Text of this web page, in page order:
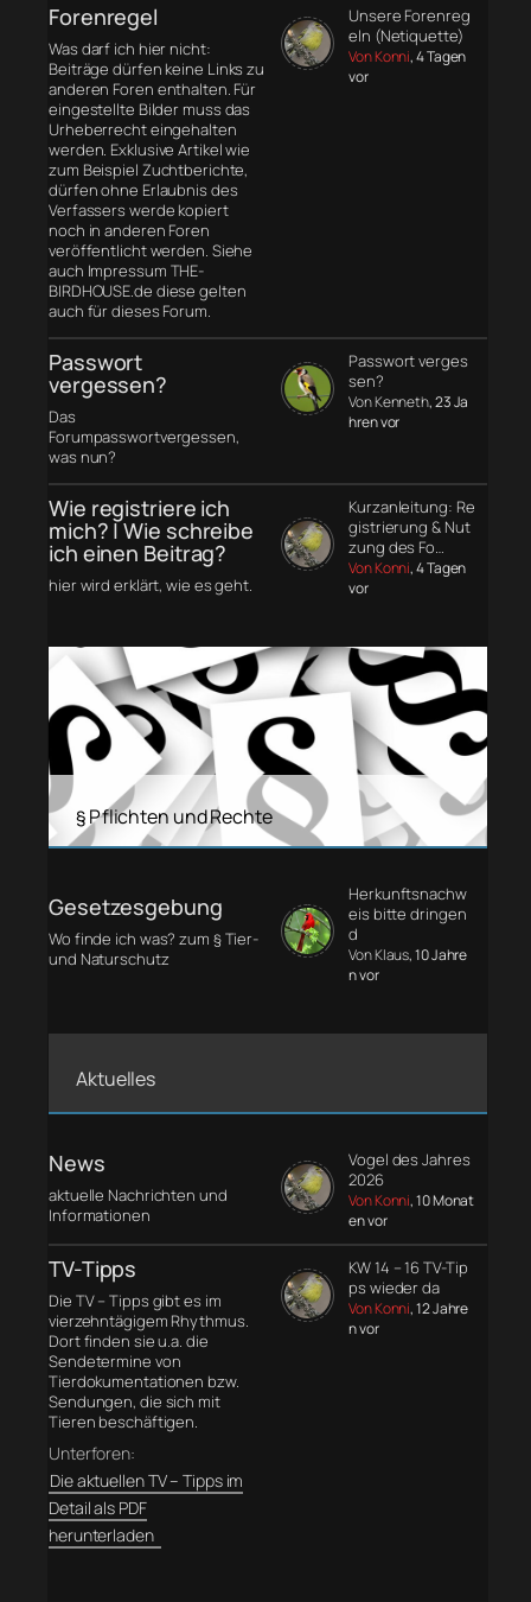
Forenregel
Was darf ich hier nicht:
Beiträge dürfen keine Links zu
anderen Foren enthalten. Für
eingestellte Bilder muss das
Urheberrecht eingehalten
werden. Exklusive Artikel wie
zum Beispiel Zuchtberichte,
dürfen ohne Erlaubnis des
Verfassers werde kopiert
noch in anderen Foren
veröffentlicht werden. Siehe
auch Impressum THE-
BIRDHOUSE.de diese gelten
auch für dieses Forum.
Unsere Forenreg
eln (Netiquette)
Von Konni, 4 Tagen
vor
Passwort
vergessen?
Das
Forumpasswortvergessen,
was nun?
Passwort verges
sen?
Von Kenneth, 23 Ja
hren vor
Wie registriere ich
mich? | Wie schreibe
ich einen Beitrag?
hier wird erklärt, wie es geht.
Kurzanleitung: Re
gistrierung & Nut
zung des Fo…
Von Konni, 4 Tagen
vor
§ Pflichten und Rechte
Gesetzesgebung
Wo finde ich was? zum § Tier-
und Naturschutz
Herkunftsnachw
eis bitte dringen
d
Von Klaus, 10 Jahre
n vor
Aktuelles
News
aktuelle Nachrichten und
Informationen
Vogel des Jahres
2026
Von Konni, 10 Monat
en vor
TV-Tipps
Die TV – Tipps gibt es im
vierzehntägigem Rhythmus.
Dort finden sie u.a. die
Sendetermine von
Tierdokumentationen bzw.
Sendungen, die sich mit
Tieren beschäftigen.
Unterforen:
Die aktuellen TV – Tipps im
Detail als PDF
herunterladen
KW 14 – 16 TV-Tip
ps wieder da
Von Konni, 12 Jahre
n vor